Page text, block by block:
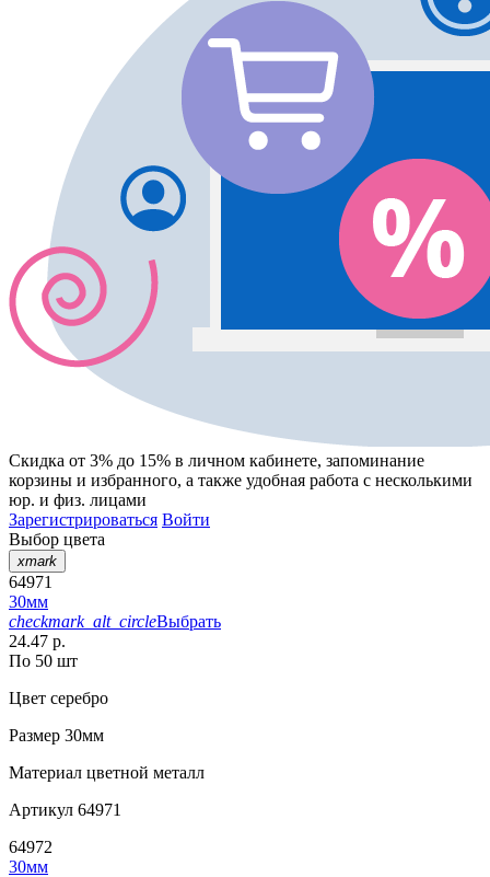
Скидка от 3% до 15% в личном кабинете, запоминание
корзины и избранного, а также удобная работа с несколькими
юр. и физ. лицами
Зарегистрироваться Войти
Выбор цвета
xmark
64971
30мм
checkmark_alt_circleВыбрать
24.47 р.
По 50 шт
Цвет серебро
Размер 30мм
Материал цветной металл
Артикул 64971
64972
30мм